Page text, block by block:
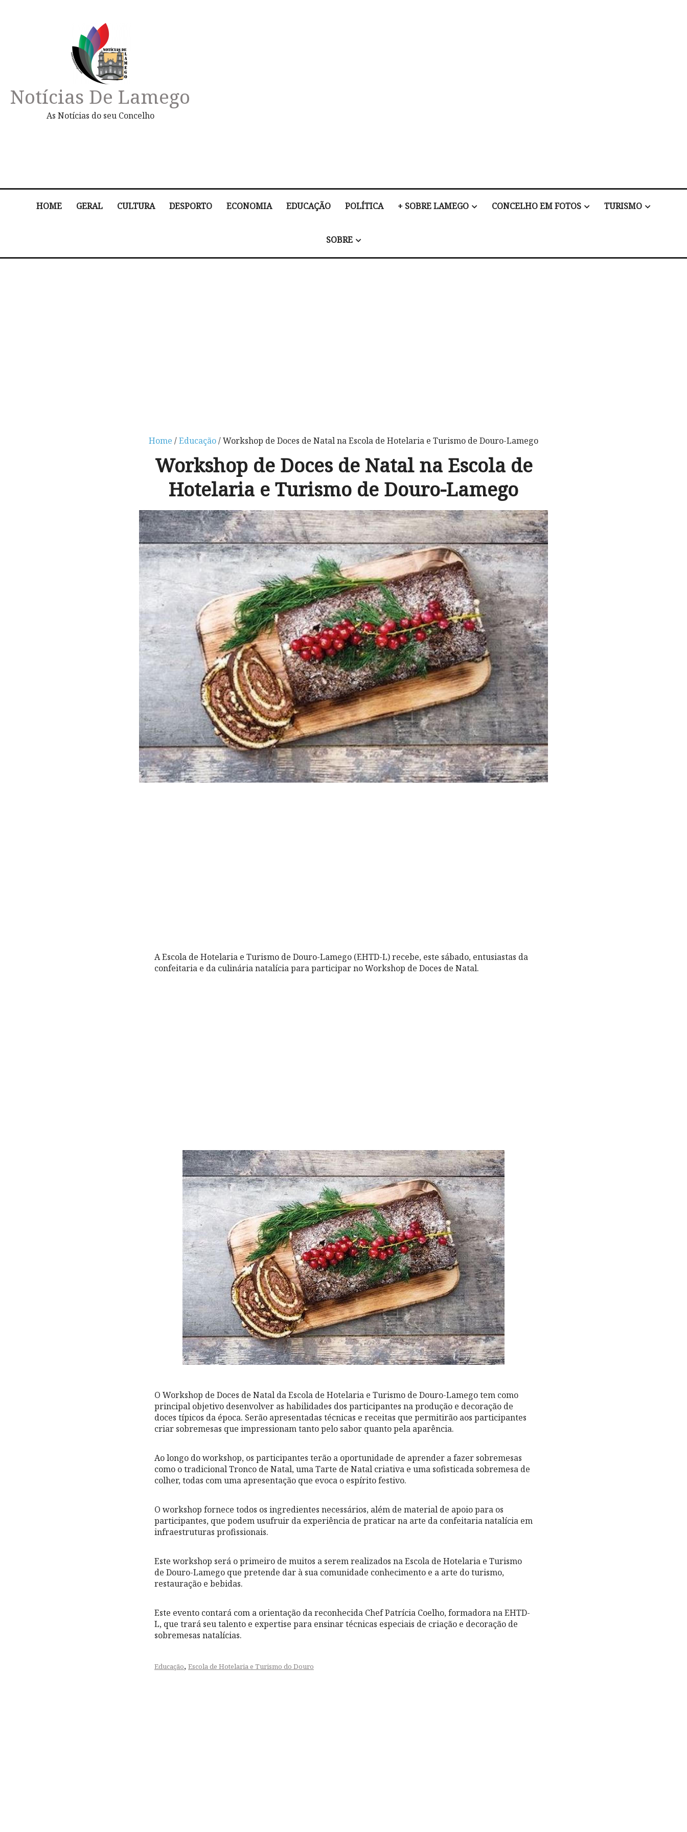
Notícias De Lamego
As Notícias do seu Concelho
HOME GERAL CULTURA DESPORTO ECONOMIA EDUCAÇÃO POLÍTICA + SOBRE LAMEGO CONCELHO EM FOTOS TURISMO
SOBRE
Home /Educação/ Workshop de Doces de Natal na Escola de Hotelaria e Turismo de Douro-Lamego
Workshop de Doces de Natal na Escola de
Hotelaria e Turismo de Douro-Lamego
A Escola de Hotelaria e Turismo de Douro-Lamego (EHTD-L) recebe, este sábado, entusiastas da
confeitaria e da culinária natalícia para participar no Workshop de Doces de Natal.
O Workshop de Doces de Natal da Escola de Hotelaria e Turismo de Douro-Lamego tem como
principal objetivo desenvolver as habilidades dos participantes na produção e decoração de
doces típicos da época. Serão apresentadas técnicas e receitas que permitirão aos participantes
criar sobremesas que impressionam tanto pelo sabor quanto pela aparência.
Ao longo do workshop, os participantes terão a oportunidade de aprender a fazer sobremesas
como o tradicional Tronco de Natal, uma Tarte de Natal criativa e uma sofisticada sobremesa de
colher, todas com uma apresentação que evoca o espírito festivo.
O workshop fornece todos os ingredientes necessários, além de material de apoio para os
participantes, que podem usufruir da experiência de praticar na arte da confeitaria natalícia em
infraestruturas profissionais.
Este workshop será o primeiro de muitos a serem realizados na Escola de Hotelaria e Turismo
de Douro-Lamego que pretende dar à sua comunidade conhecimento e a arte do turismo,
restauração e bebidas.
Este evento contará com a orientação da reconhecida Chef Patrícia Coelho, formadora na EHTD-
L, que trará seu talento e expertise para ensinar técnicas especiais de criação e decoração de
sobremesas natalícias.
Educação, Escola de Hotelaria e Turismo do Douro